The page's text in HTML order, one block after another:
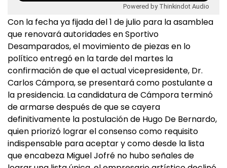
Powered by Thinkindot Audio
Con la fecha ya fijada del 1 de julio para la asamblea
que renovará autoridades en Sportivo
Desamparados, el movimiento de piezas en lo
político entregó en la tarde del martes la
confirmación de que el actual vicepresidente, Dr.
Carlos Cámpora, se presentará como postulante a
la presidencia. La candidatura de Cámpora terminó
de armarse después de que se cayera
definitivamente la postulación de Hugo De Bernardo,
quien priorizó lograr el consenso como requisito
indispensable para aceptar y como desde la lista
que encabeza Miguel Jofré no hubo señales de